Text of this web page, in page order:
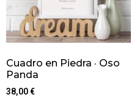
Cuadro en Piedra · Oso
Panda
38,00€